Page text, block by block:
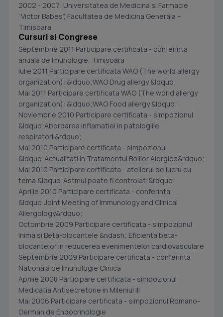
2002 - 2007: Universitatea de Medicina si Farmacie
“Victor Babes”, Facultatea de Medicina Generala –
Timisoara
Cursuri si Congrese
Septembrie 2011 Participare certificata - conferinta
anuala de Imunologie, Timisoara
Iulie 2011 Participare certificata WAO (The world allergy
organization): &ldquo;WAO Drug allergy &ldquo;
Mai 2011 Participare certificata WAO (The world allergy
organization): &ldquo;WAO Food allergy &ldquo;
Noviembrie 2010 Participare certificata - simpozionul
&ldquo;Abordarea inflamatiei in patologiile
respiratorii&rdquo;
Mai 2010 Participare certificata - simpozionul
&ldquo;Actualitati in Tratamentul Bolilor Alergice&rdquo;
Mai 2010 Participare certificata - atelierul de lucru cu
tema &ldquo;Astmul poate fi controlat!&rdquo;
Aprilie 2010 Participare certificata - conferinta
&ldquo;Joint Meeting of Immunology and Clinical
Allergology&rdquo;
Octombrie 2009 Participare certificata - simpozionul
Inima si Beta-blocantele &ndash; Eficienta beta-
blocantelor in reducerea evenimentelor cardiovasculare
Septembrie 2009 Participare certificata - conferinta
Nationala de Imunologie Clinica
Aprilie 2008 Participare certificata - simpozionul
Medicatia Antisecretorie in Mileniul III
Mai 2006 Participare certificata - simpozionul Romano-
German de Endocrinologie